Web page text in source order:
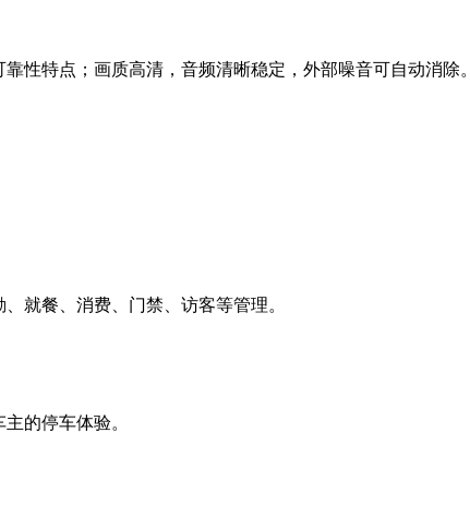
性特点；画质高清，音频清晰稳定，外部噪音可自动消除。
就餐、消费、门禁、访客等管理。
的停车体验。